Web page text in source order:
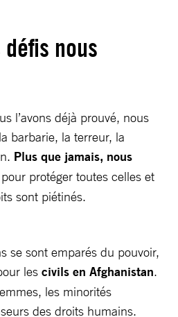
défis nous
l’avons déjà prouvé, nous
barbarie, la terreur, la
Plus que jamais, nous
pour protéger toutes celles et
sont piétinés.
se sont emparés du pouvoir,
les civils en Afghanistan.
les minorités
des droits humains.